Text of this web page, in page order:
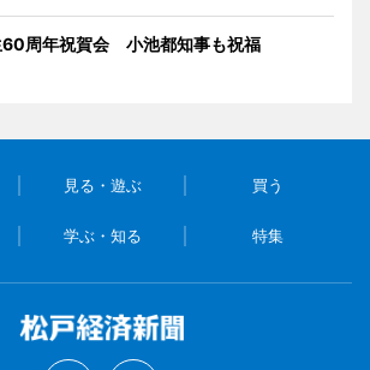
60周年祝賀会 小池都知事も祝福
見る・遊ぶ 買う
学ぶ・知る 特集